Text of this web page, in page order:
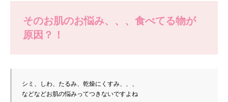
そのお肌のお悩み、、、食べてる物が
原因？！
シミ、しわ、たるみ、乾燥にくすみ、、、
などなどお肌の悩みってつきないですよね